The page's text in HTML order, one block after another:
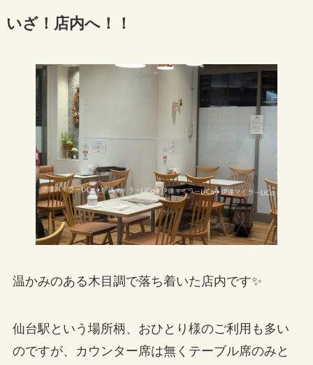
いざ！店内へ！！
温かみのある木目調で落ち着いた店内です✨
仙台駅という場所柄、おひとり様のご利用も多い
のですが、カウンター席は無くテーブル席のみと